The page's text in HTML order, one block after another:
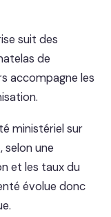
suit des
de
accompagne les
ministériel sur
selon une
et les taux du
évolue donc